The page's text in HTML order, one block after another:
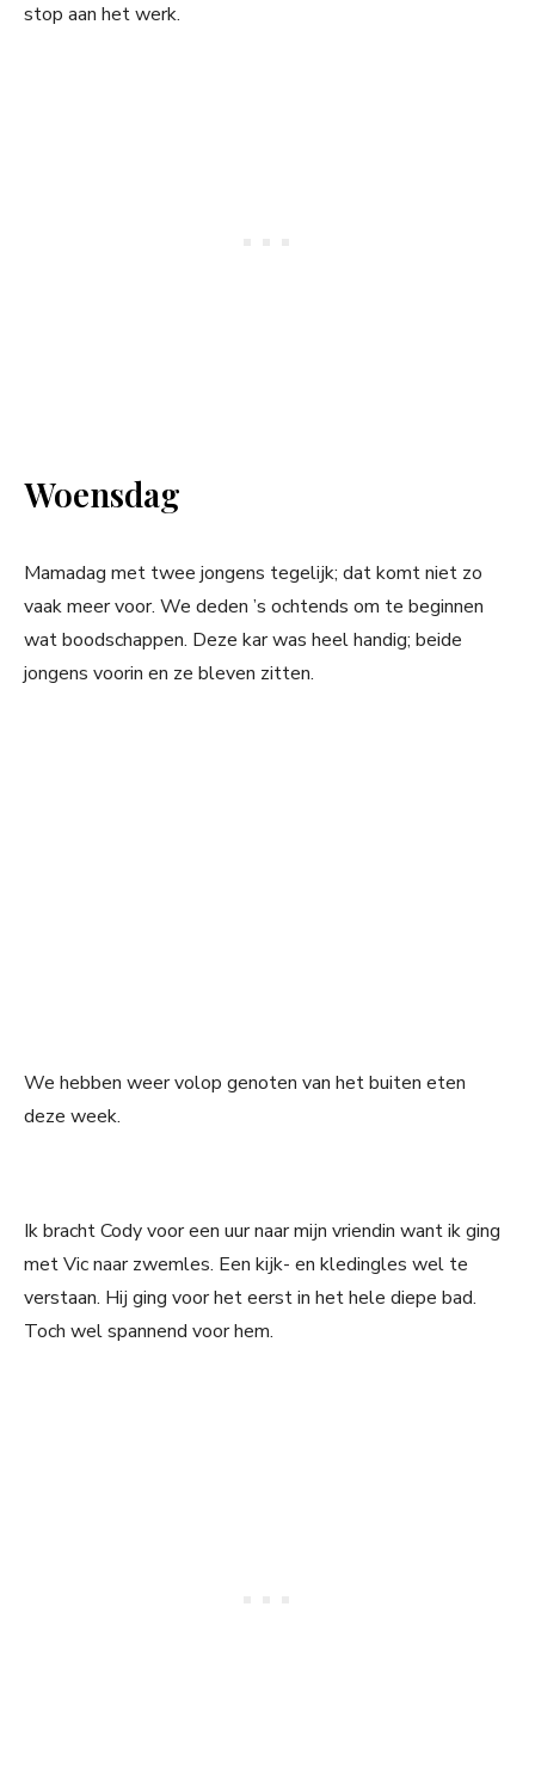
stop aan het werk.
Woensdag
Mamadag met twee jongens tegelijk; dat komt niet zo
vaak meer voor. We deden ’s ochtends om te beginnen
wat boodschappen. Deze kar was heel handig; beide
jongens voorin en ze bleven zitten.
We hebben weer volop genoten van het buiten eten
deze week.
Ik bracht Cody voor een uur naar mijn vriendin want ik ging
met Vic naar zwemles. Een kijk- en kledingles wel te
verstaan. Hij ging voor het eerst in het hele diepe bad.
Toch wel spannend voor hem.